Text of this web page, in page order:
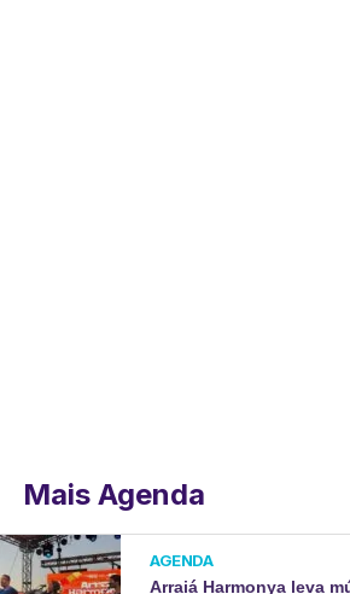
Mais Agenda
AGENDA
Arraiá Harmonya leva